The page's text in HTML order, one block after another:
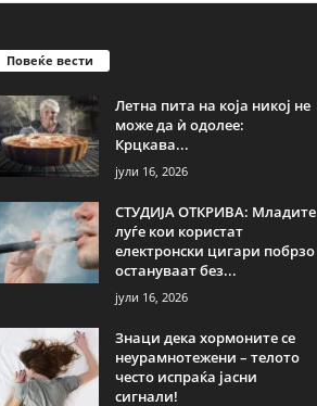
Повеќе вести
Летна пита на која никој не
може да ѝ одолее:
Крцкава...
јули 16, 2026
СТУДИЈА ОТКРИВА: Младите
луѓе кои користат
електронски цигари побрзо
остануваат без...
јули 16, 2026
Знаци дека хормоните се
неурамнотежени – телото
често испраќа јасни
сигнали!